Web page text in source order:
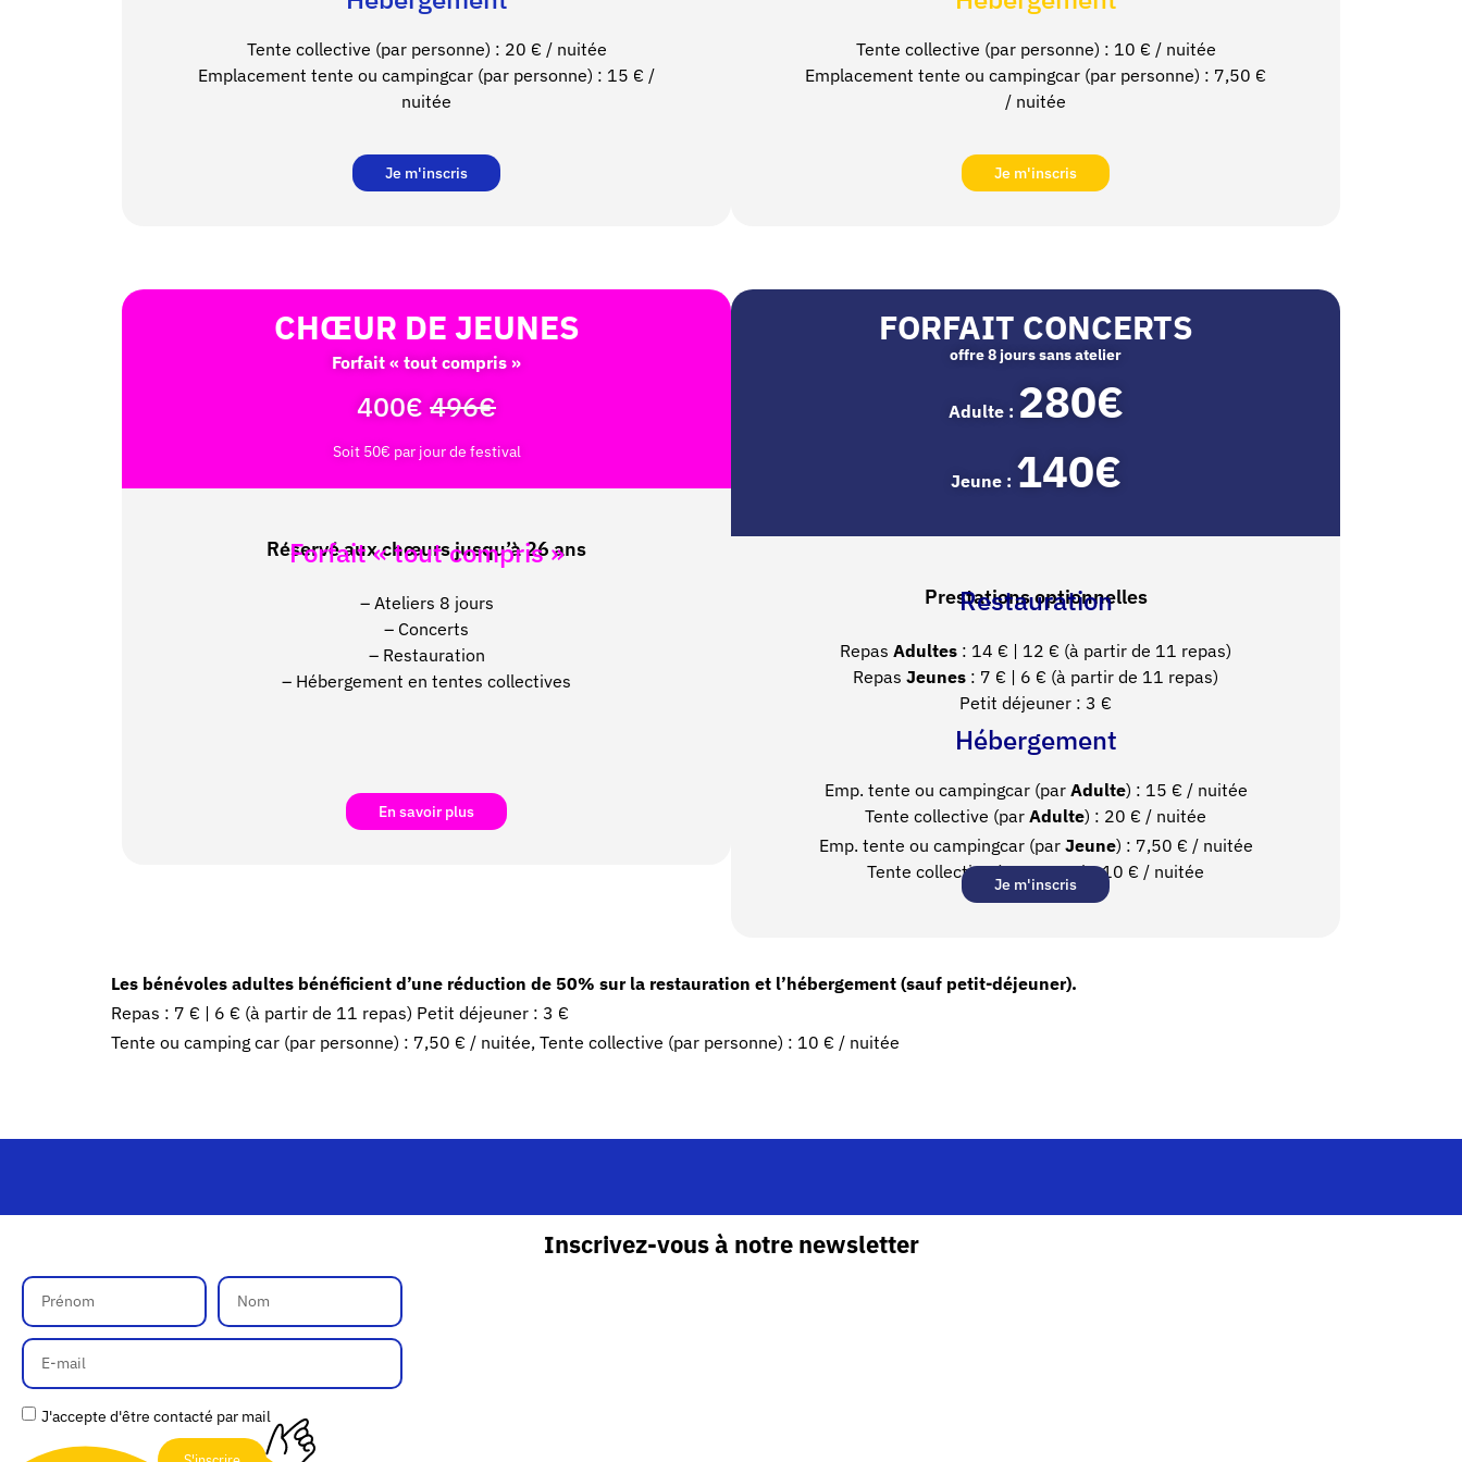
Tente collective (par personne) : 20 € / nuitée
Emplacement tente ou campingcar (par personne) : 15 € /
nuitée
Je m'inscris
Tente collective (par personne) : 10 € / nuitée
Emplacement tente ou campingcar (par personne) : 7,50 €
/ nuitée
Je m'inscris
CHŒUR DE JEUNES
Forfait « tout compris »
400€ 496€
Soit 50€ par jour de festival
Réservé aux chœurs jusqu’à 26 ans
Forfait « tout compris »
– Ateliers 8 jours
– Concerts
– Restauration
– Hébergement en tentes collectives
En savoir plus
FORFAIT CONCERTS
offre 8 jours sans atelier
Adulte : 280€
Jeune : 140€
Prestations optionnelles
Restauration
Repas Adultes : 14 € | 12 € (à partir de 11 repas)
Repas Jeunes : 7 € | 6 € (à partir de 11 repas)
Petit déjeuner : 3 €
Hébergement
Emp. tente ou campingcar (par Adulte) : 15 € / nuitée
Tente collective (par Adulte) : 20 € / nuitée
Emp. tente ou campingcar (par Jeune) : 7,50 € / nuitée
Tente collective (parJeune) : 10 € / nuitée
Je m'inscris
Les bénévoles adultes bénéficient d’une réduction de 50% sur la restauration et l’hébergement (sauf petit-déjeuner).
Repas : 7 € | 6 € (à partir de 11 repas) Petit déjeuner : 3 €
Tente ou camping car (par personne) : 7,50 € / nuitée, Tente collective (par personne) : 10 € / nuitée
Inscrivez-vous à notre newsletter
J'accepte d'être contacté par mail